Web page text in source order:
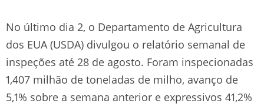
No último dia 2, o Departamento de Agricultura
dos EUA (USDA) divulgou o relatório semanal de
inspeções até 28 de agosto. Foram inspecionadas
1,407 milhão de toneladas de milho, avanço de
5,1% sobre a semana anterior e expressivos 41,2%